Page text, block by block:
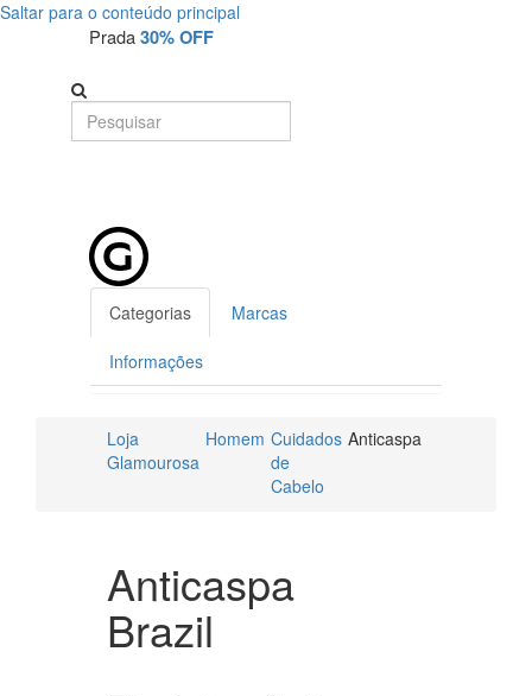
Saltar para o conteúdo principal
Prada30% OFF
Categorias Marcas
Informações
Loja
Glamourosa
Homem Cuidados
de
Cabelo
Anticaspa
Anticaspa
Brazil